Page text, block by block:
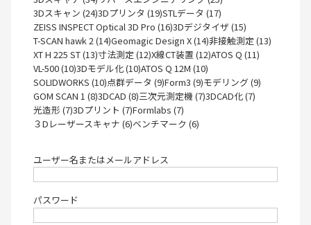
3Dスキャン (24)3Dプリンタ (19)STLデータ (17)
ZEISS INSPECT Optical 3D Pro (16)3Dデジタイザ (15)
T-SCAN hawk 2 (14)Geomagic Design X (14)非接触測定 (13)
XT H 225 ST (13)寸法測定 (12)X線CT装置 (12)ATOS Q (11)
VL-500 (10)3Dモデル化 (10)ATOS Q 12M (10)
SOLIDWORKS (10)点群データ (9)Form3 (9)モデリング (9)
GOM SCAN 1 (8)3DCAD (8)三次元測定機 (7)3DCAD化 (7)
光造形 (7)3Dプリント (7)Formlabs (7)
３Dレーザースキャナ (6)ベンチマーク (6)
ユーザー名またはメールアドレス
パスワード